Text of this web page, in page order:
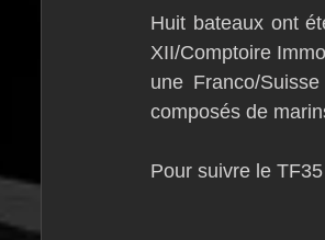
Huit bateaux ont
XII/Comptoire
une Franco/
composés de
Pour suivre le